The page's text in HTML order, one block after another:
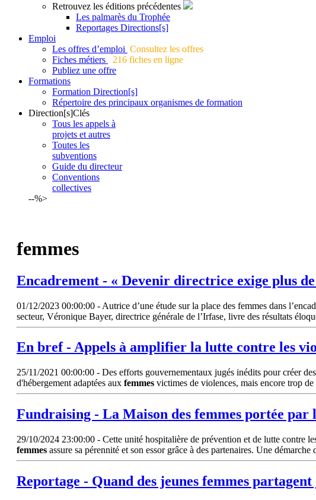
Retrouvez les éditions précédentes
Les palmarès du Trophée
Reportages Directions[s]
Emploi
Les offres d’emploi Consultez les offres
Fiches métiers
216 fiches en ligne
Publiez une offre
Formations
Formation Direction[s]
Répertoire des principaux organismes de formation
Direction[s]Clés
Tous les appels à
projets et autres
Toutes les
subventions
Guide du directeur
Conventions
collectives
--%>
femmes
Encadrement - « Devenir directrice exige plus
01/12/2023 00:00:00 - Autrice d’une étude sur la place des femmes dans
secteur, Véronique Bayer, directrice générale de l’Irfase, livre des résultats
En bref - Appels à amplifier la lutte contre les
25/11/2021 00:00:00 - Des efforts gouvernementaux jugés inédits pour créer
d'hébergement adaptées aux femmes victimes de violences, mais encore trop
Fundraising - La Maison des femmes portée par
29/10/2024 23:00:00 - Cette unité hospitalière de prévention et de lutte contre
femmes assure sa pérennité et son essor grâce à des partenaires. Une
Reportage - Quand des jeunes femmes partagent